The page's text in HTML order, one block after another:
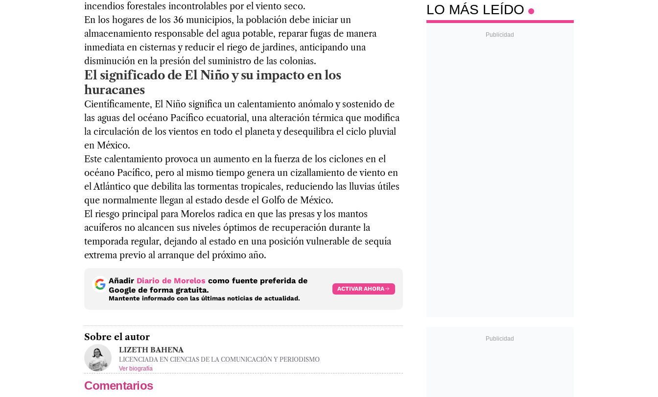
incendios forestales incontrolables por el viento seco.
En los hogares de los 36 municipios, la población debe iniciar un
almacenamiento responsable del agua potable, reparar fugas de manera
inmediata en cisternas y reducir el riego de jardines, anticipando una
disminución en la presión del suministro de las colonias.
El significado de El Niño y su impacto en los
huracanes
Científicamente, El Niño significa un calentamiento anómalo y sostenido de
las aguas del océano Pacífico ecuatorial, una alteración térmica que modifica
la circulación de los vientos en todo el planeta y desequilibra el ciclo pluvial
en México.
Este calentamiento provoca un aumento en la fuerza de los ciclones en el
océano Pacífico, pero al mismo tiempo genera un cizallamiento de viento en
el Atlántico que debilita las tormentas tropicales, reduciendo las lluvias útiles
que normalmente llegan al estado desde el Golfo de México.
El riesgo principal para Morelos radica en que las presas y los mantos
acuíferos no alcancen sus niveles óptimos de recuperación durante la
temporada regular, dejando al estado en una posición vulnerable de sequía
extrema previo al arranque del próximo año.
Añadir Diario de Morelos como fuente preferida de
Google de forma gratuita.
Mantente informado con las últimas noticias de actualidad.
ACTIVAR AHORA
Sobre el autor
LIZETH BAHENA
LICENCIADA EN CIENCIAS DE LA COMUNICACIÓN Y PERIODISMO
Ver biografía
Comentarios
LO MÁS LEÍDO